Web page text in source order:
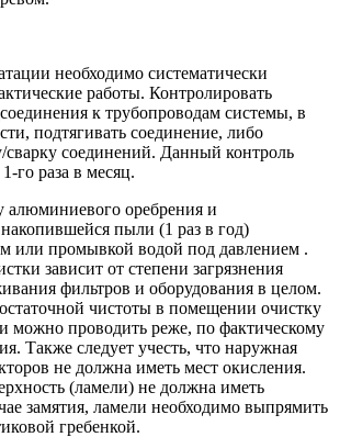
необходимо систематически
работы. Контролировать
к трубопроводам системы, в
подтягивать соединение, либо
сварку соединений. Данный контроль
го раза в месяц.
алюминиевого оребрения и
пыли (1 раз в год)
или промывкой водой под давлением .
зависит от степени загрязнения
фильтров и оборудования в целом.
чистоты в помещении очистку
можно проводить реже, по фактическому
Также следует учесть, что наружная
не должна иметь мест окисления.
(ламели) не должна иметь
замятия, ламели необходимо выпрямить
гребенкой.